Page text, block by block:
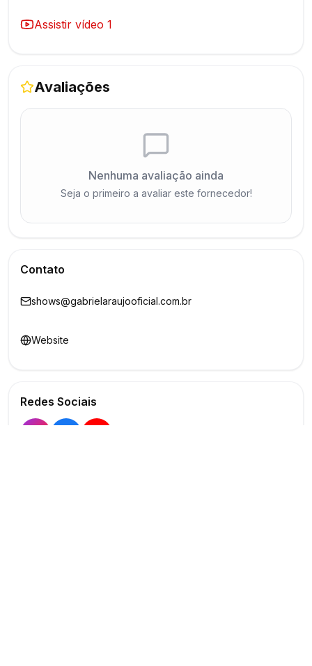
Assistir vídeo 1
Avaliações
Nenhuma avaliação ainda
Seja o primeiro a avaliar este fornecedor!
Contato
shows@gabrielaraujooficial.com.br
Website
Redes Sociais